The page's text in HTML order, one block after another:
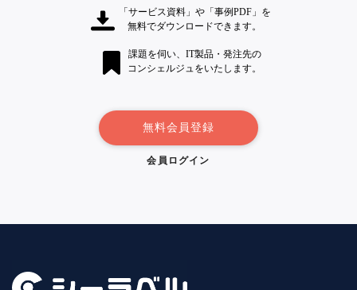
「サービス資料」や「事例PDF」を
無料でダウンロードできます。
課題を伺い、IT製品・発注先の
コンシェルジュをいたします。
無料会員登録
会員ログイン